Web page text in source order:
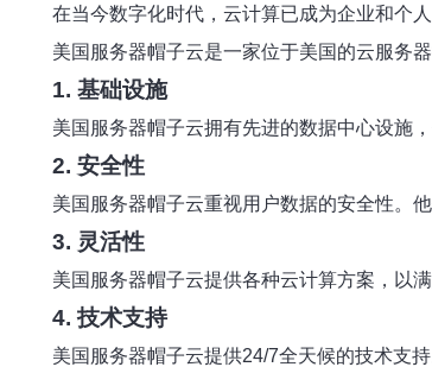
在当今数字化时代，云计算已成为企业和个
美国服务器帽子云是一家位于美国的云服务
1. 基础设施
美国服务器帽子云拥有先进的数据中心设施
2. 安全性
美国服务器帽子云重视用户数据的安全性。
3. 灵活性
美国服务器帽子云提供各种云计算方案，以
4. 技术支持
美国服务器帽子云提供24/7全天候的技术支